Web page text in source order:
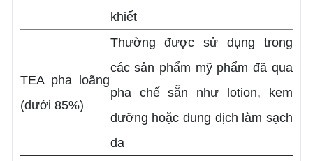
khiết
TEA pha loãng
(dưới 85%)
Thường được sử dụng trong
các sản phẩm mỹ phẩm đã qua
pha chế sẵn như lotion, kem
dưỡng hoặc dung dịch làm sạch
da